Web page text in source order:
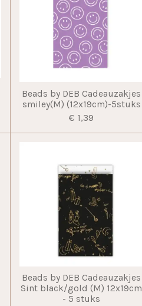
Beads by DEB Cadeauzakjes
smiley(M) (12x19cm)-5stuks
€ 1,39
Beads by DEB Cadeauzakjes
Sint black/gold (M) 12x19cm
- 5 stuks